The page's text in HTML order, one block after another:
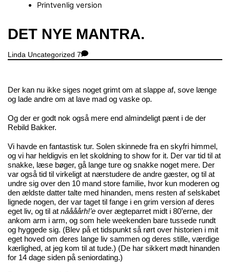
Printvenlig version
Close
Menu
DET NYE MANTRA.
Linda Uncategorized 7
Der kan nu ikke siges noget grimt om at slappe af, sove længe
og lade andre om at lave mad og vaske op.
Og der er godt nok også mere end almindeligt pænt i de der
Rebild Bakker.
Vi havde en fantastisk tur. Solen skinnede fra en skyfri himmel,
og vi har heldigvis en let skoldning to show for it. Der var tid til at
snakke, læse bøger, gå lange ture og snakke noget mere. Der
var også tid til virkeligt at nærstudere de andre gæster, og til at
undre sig over den 10 mand store familie, hvor kun moderen og
den ældste datter talte med hinanden, mens resten af selskabet
lignede nogen, der var taget til fange i en grim version af deres
eget liv, og til at nåååårh!’eover ægteparret midt i 80’erne, der
ankom arm i arm, og som hele weekenden bare tussede rundt
og hyggede sig. (Blev på et tidspunkt så rørt over historien i mit
eget hoved om deres lange liv sammen og deres stille, værdige
kærlighed, at jeg kom til at tude.) (De har sikkert mødt hinanden
for 14 dage siden på seniordating.)